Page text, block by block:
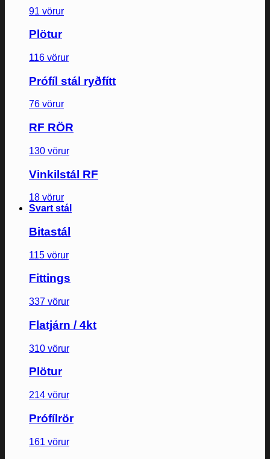
91 vörur
Plötur
116 vörur
Prófíl stál ryðfítt
76 vörur
RF RÖR
130 vörur
Vinkilstál RF
18 vörur
Svart stál
Bitastál
115 vörur
Fittings
337 vörur
Flatjárn / 4kt
310 vörur
Plötur
214 vörur
Prófílrör
161 vörur